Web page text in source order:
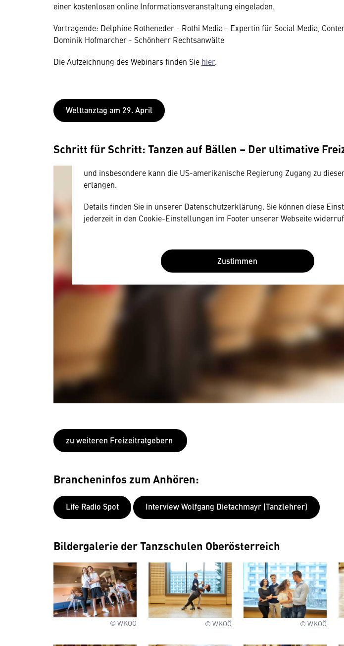
einer kostenlosen online Informationsveranstaltung eingeladen.
Vortragende: Delphine Rotheneder - Rothi Media - Expertin für Social Media,
Dominik Hofmarcher - Schönherr Rechtsanwälte
Die Aufzeichnung des Webinars finden Sie hier.
Welttanztag am 29. April
Schritt für Schritt: Tanzen auf Bällen – Der ultimative
Wir benötigen Ihre Zustimmung
Hier würden wir Ihnen gerne einen externen Inhalt anzeigen. Dafür
Geräten und Nutzerverhalten mitunter mit US-amerikanischen Anbietern
und insbesondere kann die US-amerikanische Regierung Zugang zu
erlangen.
Details finden Sie in unserer Datenschutzerklärung. Sie können diese
jederzeit in den Cookie-Einstellungen im Footer unserer Webseite
Zustimmen
zu weiteren Freizeitratgebern
Brancheninfos zum Anhören:
Life Radio Spot Interview Wolfgang Dietachmayr (Tanzlehrer)
Bildergalerie der Tanzschulen Oberösterreich
© WKOÖ © WKOÖ © WKOÖ